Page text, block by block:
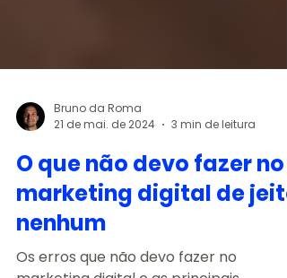
21 de mai. de 2024
3 min de leitura
O que não devo fazer no
marketing digital de jeito
nenhum